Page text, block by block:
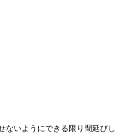
ないようにできる限り間延びし